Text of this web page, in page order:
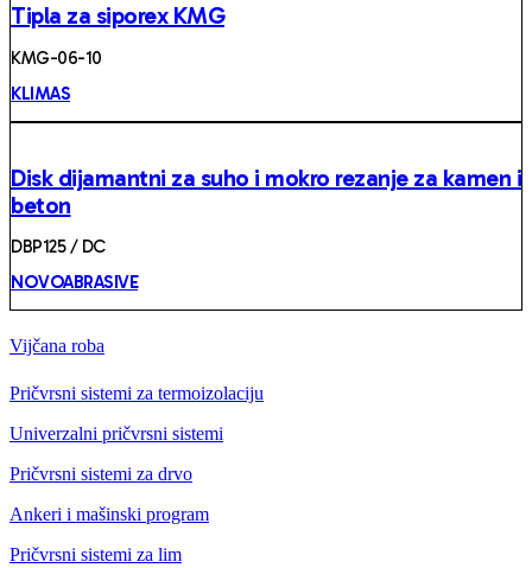
Tipla za siporex KMG
KMG-06-10
KLIMAS
Disk dijamantni za suho i mokro rezanje za kamen i
beton
DBP125 / DC
NOVOABRASIVE
Vijčana roba
Pričvrsni sistemi za termoizolaciju
Univerzalni pričvrsni sistemi
Pričvrsni sistemi za drvo
Ankeri i mašinski program
Pričvrsni sistemi za lim